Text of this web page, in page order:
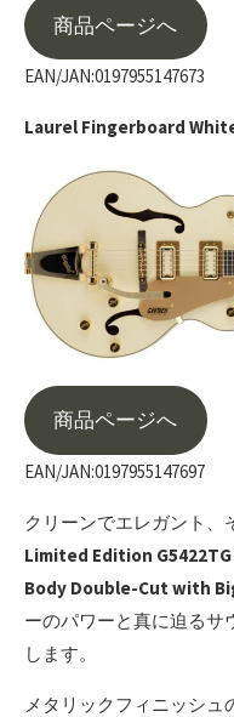
商品ページへ
EAN/JAN:0197955147673
Laurel Fingerboard
商品ページへ
EAN/JAN:0197955147697
クリーンでエレガント、
Limited Edition
Body Double-Cut with
ーのパワーと真に迫るサ
します。
メタリックフィニッシ